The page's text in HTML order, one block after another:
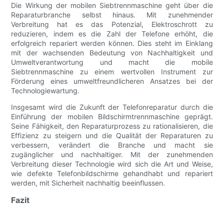
Die Wirkung der mobilen Siebtrennmaschine geht über die
Reparaturbranche selbst hinaus. Mit zunehmender
Verbreitung hat es das Potenzial, Elektroschrott zu
reduzieren, indem es die Zahl der Telefone erhöht, die
erfolgreich repariert werden können. Dies steht im Einklang
mit der wachsenden Bedeutung von Nachhaltigkeit und
Umweltverantwortung und macht die mobile
Siebtrennmaschine zu einem wertvollen Instrument zur
Förderung eines umweltfreundlicheren Ansatzes bei der
Technologiewartung.
Insgesamt wird die Zukunft der Telefonreparatur durch die
Einführung der mobilen Bildschirmtrennmaschine geprägt.
Seine Fähigkeit, den Reparaturprozess zu rationalisieren, die
Effizienz zu steigern und die Qualität der Reparaturen zu
verbessern, verändert die Branche und macht sie
zugänglicher und nachhaltiger. Mit der zunehmenden
Verbreitung dieser Technologie wird sich die Art und Weise,
wie defekte Telefonbildschirme gehandhabt und repariert
werden, mit Sicherheit nachhaltig beeinflussen.
Fazit